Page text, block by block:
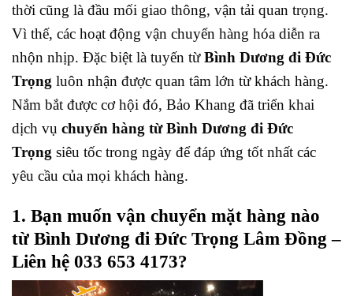
thời cũng là đầu mối giao thông, vận tải quan trọng.
Vì thế, các hoạt động vận chuyển hàng hóa diễn ra
nhộn nhịp. Đặc biệt là tuyến từBình Dương đi Đức
Trọng luôn nhận được quan tâm lớn từ khách hàng.
Nắm bắt được cơ hội đó, Bảo Khang đã triển khai
dịch vụ chuyển hàng từ Bình Dương đi Đức
Trọng siêu tốc trong ngày để đáp ứng tốt nhất các
yêu cầu của mọi khách hàng.
1. Bạn muốn vận chuyển mặt hàng nào
từ Bình Dương đi Đức Trọng Lâm Đồng –
Liên hệ 033 653 4173?